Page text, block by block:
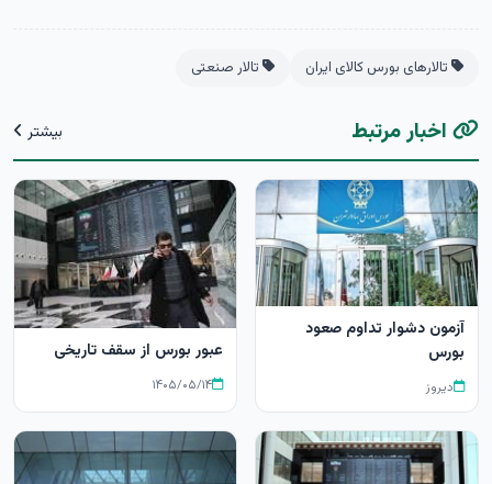
تالارهای بورس کالای ایران تالار صنعتی
اخبار مرتبط بیشتر
آزمون دشوار تداوم صعود
بورس
دیروز
عبور بورس از سقف تاریخی
۱۴۰۵/۰۵/۱۴